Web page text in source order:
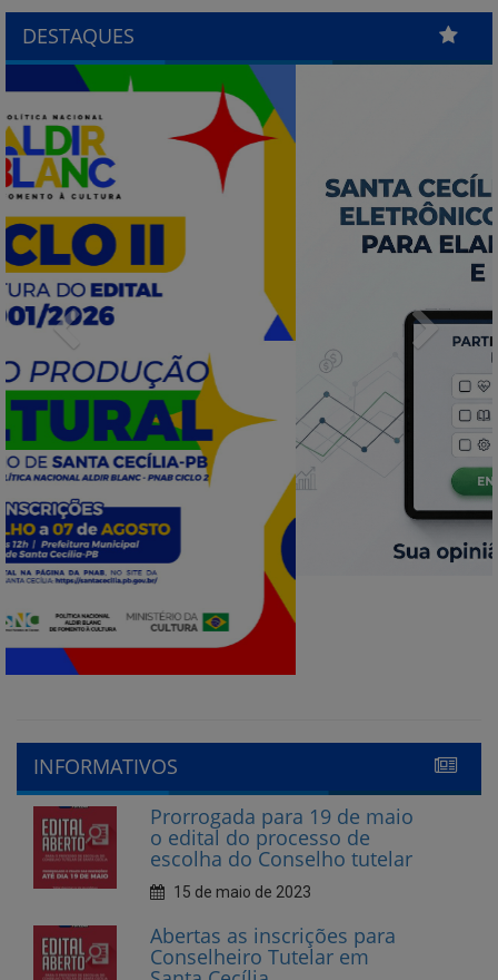
DESTAQUES
Previous Next
INFORMATIVOS
o edital do processo de
escolha do Conselho tutelar
15 de maio de 2023
Abertas as inscrições para
Conselheiro Tutelar em
Santa Cecília
CECIFOLIA nas Escolas 2023